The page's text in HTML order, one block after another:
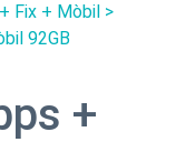
Fix + Mòbil >
92GB
+